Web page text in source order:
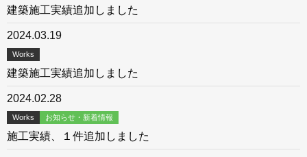
建築施工実績追加しました
2024.03.19
Works
建築施工実績追加しました
2024.02.28
Works お知らせ・新着情報
施工実績、１件追加しました